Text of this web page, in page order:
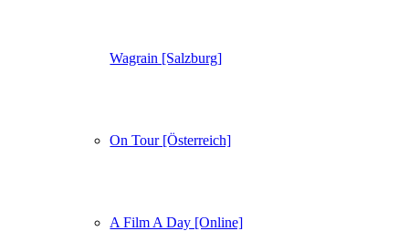
Wagrain [Salzburg]
On Tour [Österreich]
A Film A Day [Online]